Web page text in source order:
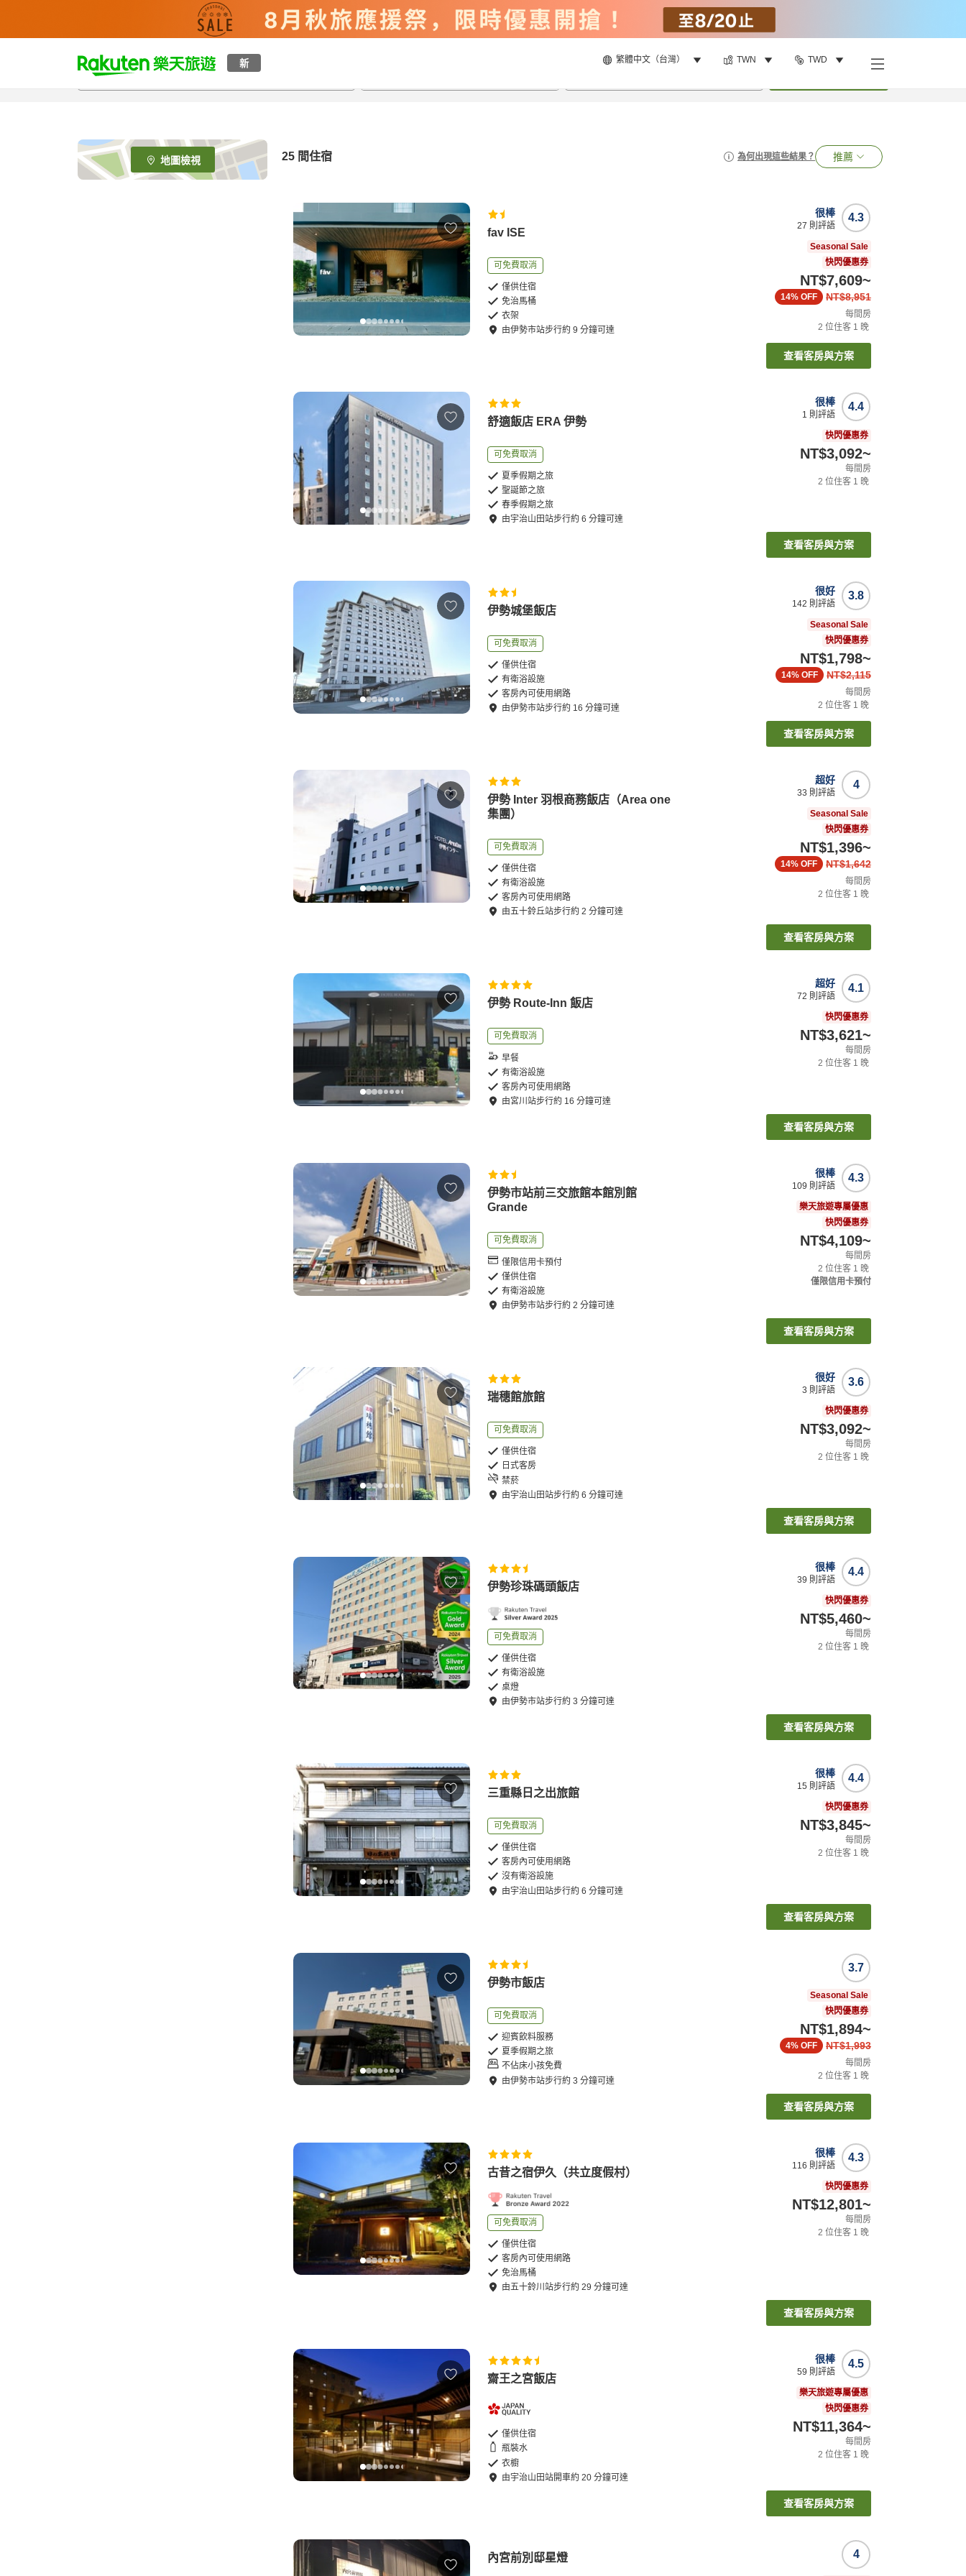
新 繁體中文（台灣） TWN TWD
t
p
e
_
s
地圖檢視 25 間住宿 為何出現這些結果？ 推薦
fav ISE
可免費取消
僅供住宿
免治馬桶
衣架
由伊勢市站步行約9 分鐘可達
4.3
很棒
27 則評語
Seasonal Sale
快閃優惠券
NT$7,609~
NT$8,951
14% OFF
每間房
2 位住客 1 晚
查看客房與方案
舒適飯店 ERA 伊勢
可免費取消
夏季假期之旅
聖誕節之旅
春季假期之旅
由宇治山田站步行約6 分鐘可達
4.4
很棒
1 則評語
快閃優惠券
NT$3,092~
每間房
2 位住客 1 晚
查看客房與方案
伊勢城堡飯店
可免費取消
僅供住宿
有衛浴設施
客房內可使用網路
由伊勢市站步行約 16 分鐘可達
3.8
很好
142 則評語
Seasonal Sale
快閃優惠券
NT$1,798~
NT$2,115
14% OFF
每間房
2 位住客 1 晚
查看客房與方案
伊勢 Inter 羽根商務飯店（Area one
集團）
可免費取消
僅供住宿
有衛浴設施
客房內可使用網路
由五十鈴丘站步行約2 分鐘可達
4
超好
33 則評語
Seasonal Sale
快閃優惠券
NT$1,396~
NT$1,642
14% OFF
每間房
2 位住客 1 晚
查看客房與方案
伊勢 Route-Inn 飯店
可免費取消
早餐
有衛浴設施
客房內可使用網路
由宮川站步行約 16 分鐘可達
4.1
超好
72 則評語
快閃優惠券
NT$3,621~
每間房
2 位住客 1 晚
查看客房與方案
伊勢市站前三交旅館本館別館
Grande
可免費取消
僅限信用卡預付
僅供住宿
有衛浴設施
由伊勢市站步行約2 分鐘可達
4.3
很棒
109 則評語
樂天旅遊專屬優惠
快閃優惠券
NT$4,109~
每間房
2 位住客 1 晚
僅限信用卡預付
查看客房與方案
瑞穗館旅館
可免費取消
僅供住宿
日式客房
禁菸
由宇治山田站步行約6 分鐘可達
3.6
很好
3 則評語
快閃優惠券
NT$3,092~
每間房
2 位住客 1 晚
查看客房與方案
伊勢珍珠碼頭飯店
可免費取消
僅供住宿
有衛浴設施
桌燈
由伊勢市站步行約3 分鐘可達
4.4
很棒
39 則評語
快閃優惠券
NT$5,460~
每間房
2 位住客 1 晚
查看客房與方案
三重縣日之出旅館
可免費取消
僅供住宿
客房內可使用網路
沒有衛浴設施
由宇治山田站步行約6 分鐘可達
4.4
很棒
15 則評語
快閃優惠券
NT$3,845~
每間房
2 位住客 1 晚
查看客房與方案
伊勢市飯店
可免費取消
迎賓飲料服務
夏季假期之旅
不佔床小孩免費
由伊勢市站步行約3 分鐘可達
3.7
Seasonal Sale
快閃優惠券
NT$1,894~
NT$1,993
4% OFF
每間房
2 位住客 1 晚
查看客房與方案
古昔之宿伊久（共立度假村）
可免費取消
僅供住宿
客房內可使用網路
免治馬桶
由五十鈴川站步行約29 分鐘可達
4.3
很棒
116 則評語
快閃優惠券
NT$12,801~
每間房
2 位住客 1 晚
查看客房與方案
齋王之宮飯店
僅供住宿
瓶裝水
衣櫥
由宇治山田站開車約20 分鐘可達
4.5
很棒
59 則評語
樂天旅遊專屬優惠
快閃優惠券
NT$11,364~
每間房
2 位住客 1 晚
查看客房與方案
內宮前別邸星燈 4